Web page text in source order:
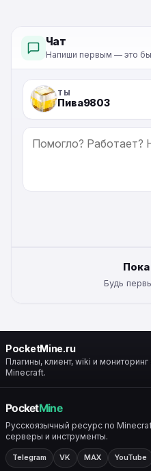
Чат
Напиши первым — это
ТЫ
Пива9803
СООБЩЕНИЕ
Пока
Будь
PocketMine.ru
Плагины, клиент, wiki и
Minecraft.
Русскоязычный ресурс по
серверы и инструменты.
Telegram VK MAX YouTube